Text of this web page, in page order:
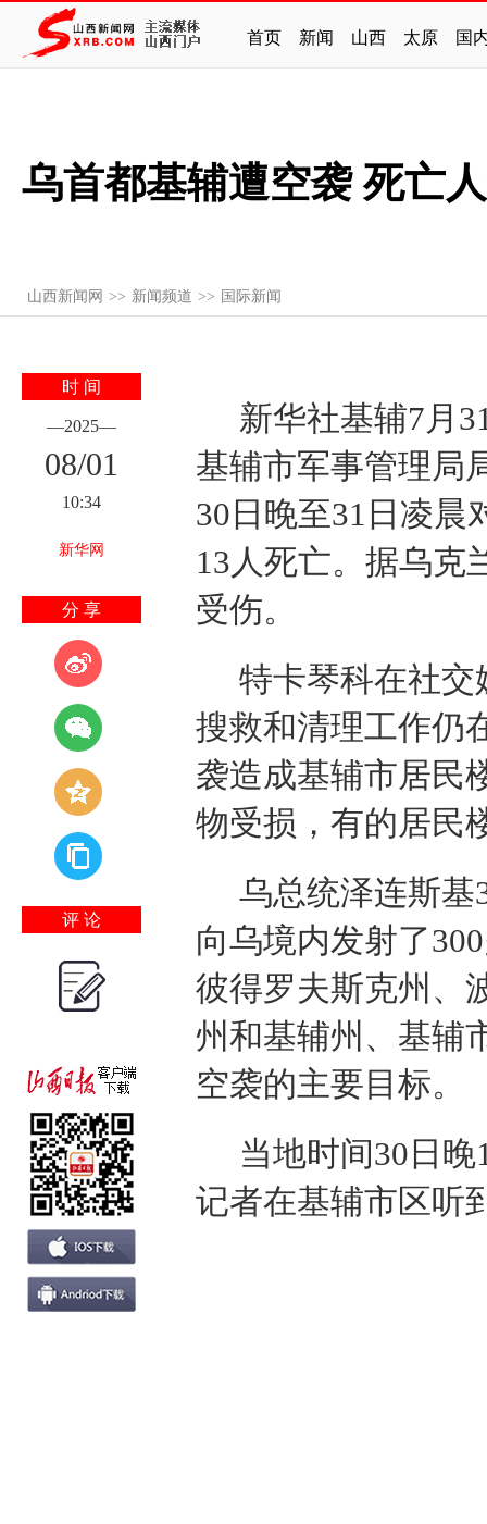
首页 新闻 山西 太原 国
乌首都基辅遭空袭 死亡
山西新闻网 >> 新闻频道 >> 国际新闻
时 间
—2025—
08/01
10:34
新华网
分 享
评 论
新华社基辅7月
基辅市军事管理局
30日晚至31日凌晨
13人死亡。据乌克
受伤。
特卡琴科在社
搜救和清理工作仍
袭造成基辅市居民
物受损，有的居民
乌总统泽连斯基
向乌境内发射了
彼得罗夫斯克州、
州和基辅州、基辅
空袭的主要目标。
当地时间30日
记者在基辅市区听